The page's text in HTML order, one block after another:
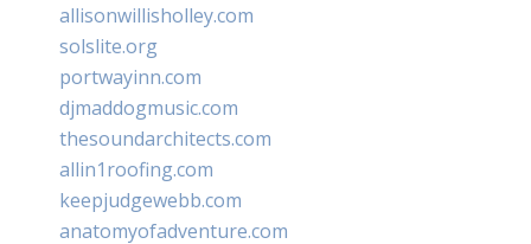
allisonwillisholley.com
solslite.org
portwayinn.com
djmaddogmusic.com
thesoundarchitects.com
allin1roofing.com
keepjudgewebb.com
anatomyofadventure.com